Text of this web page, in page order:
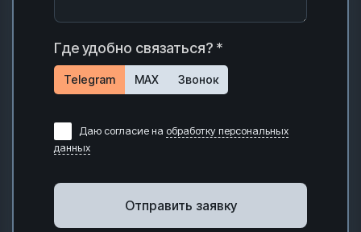
Где удобно связаться? *
Telegram MAX Звонок
Даю согласие на обработку персональных
данных
Отправить заявку